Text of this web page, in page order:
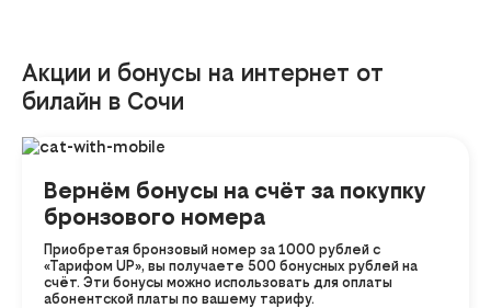
Акции и бонусы на интернет от
билайн в Сочи
Вернём бонусы на счёт за покупку
бронзового номера
Приобретая бронзовый номер за 1000 рублей с
«Тарифом UP», вы получаете 500 бонусных рублей на
счёт. Эти бонусы можно использовать для оплаты
абонентской платы по вашему тарифу.